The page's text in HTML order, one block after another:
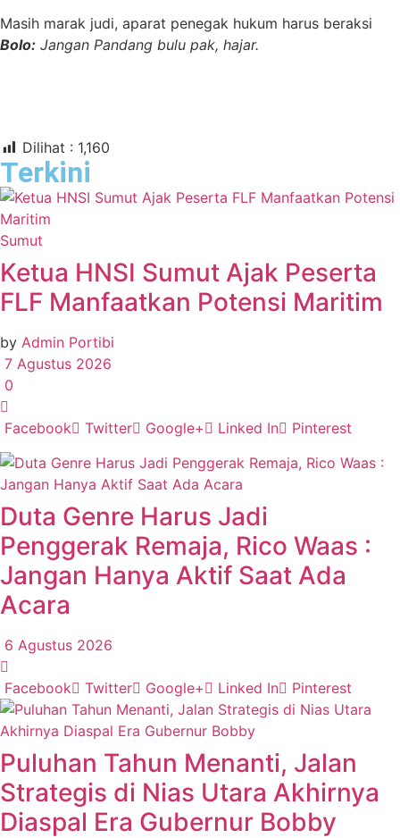
Masih marak judi, aparat penegak hukum harus beraksi
Bolo: Jangan Pandang bulu pak, hajar.
Dilihat : 1,160
Terkini
Sumut
Ketua HNSI Sumut Ajak Peserta
FLF Manfaatkan Potensi Maritim
by Admin Portibi
7 Agustus 2026
0
Facebook Twitter Google+ Linked In Pinterest
Duta Genre Harus Jadi
Penggerak Remaja, Rico Waas :
Jangan Hanya Aktif Saat Ada
Acara
6 Agustus 2026
Facebook Twitter Google+ Linked In Pinterest
Puluhan Tahun Menanti, Jalan
Strategis di Nias Utara Akhirnya
Diaspal Era Gubernur Bobby